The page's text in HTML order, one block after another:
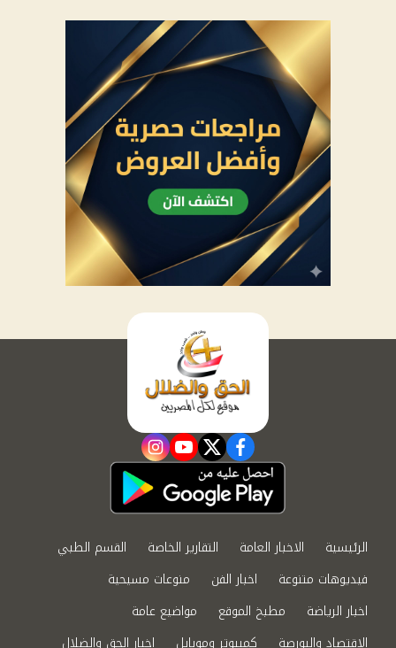
facebook
twitter
youtube
instagram
الرئيسية الاخبار العامة التقارير الخاصة
القسم الطبي
فيديوهات متنوعة
اخبار الفن
منوعات مسيحية
اخبار الرياضة
مطبخ الموقع
مواضيع عامة
الاقتصاد والبورصة
كمبيوتر وموبايل اخبار الحق والضلال